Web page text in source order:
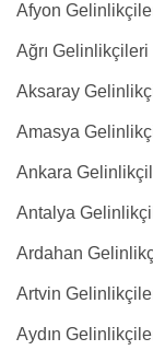
Afyon
Ağrı Gelinlikçileri
Aksaray
Amasya
Ankara
Antalya
Ardahan
Artvin
Aydın